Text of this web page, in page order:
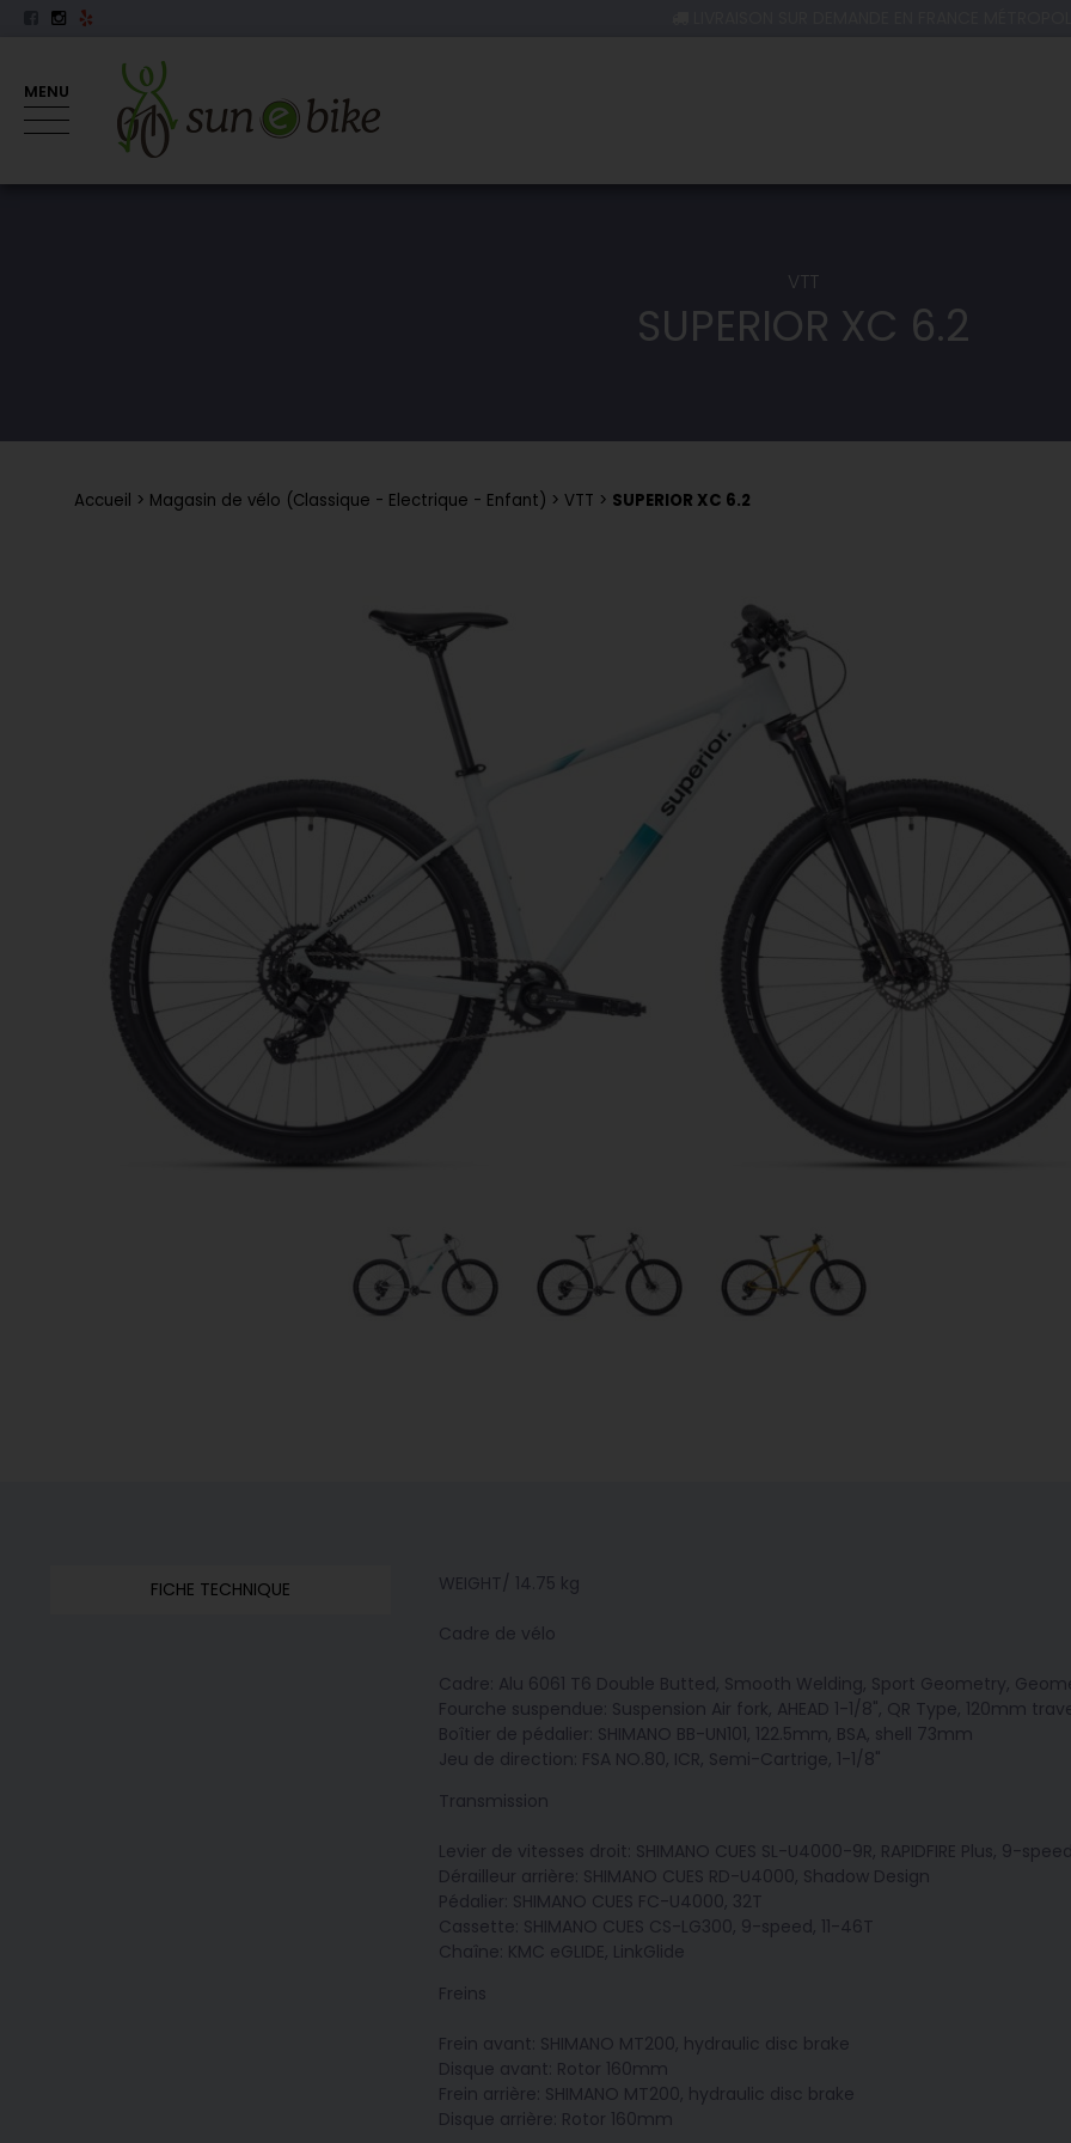
MENU
VTT
SUPERIOR XC 6.2
Accueil Magasin de vélo (Classique - Electrique - Enfant) VTT SUPERIOR XC 6.2
WEIGHT/ 14.75 kg
Cadre de vélo
Cadre: Alu 6061 T6 Double Butted, Smooth Welding, Sport Geometry,
Fourche suspendue: Suspension Air fork, AHEAD 1-1/8", QR Type, 120mm
Boîtier de pédalier: SHIMANO BB-UN101, 122.5mm, BSA, shell 73mm
Jeu de direction: FSA NO.80, ICR, Semi-Cartrige, 1-1/8"
Transmission
Levier de vitesses droit: SHIMANO CUES SL-U4000-9R, RAPIDFIRE Plus, 9-
Dérailleur arrière: SHIMANO CUES RD-U4000, Shadow Design
Pédalier: SHIMANO CUES FC-U4000, 32T
Cassette: SHIMANO CUES CS-LG300, 9-speed, 11-46T
Chaîne: KMC eGLIDE, LinkGlide
Freins
Frein avant: SHIMANO MT200, hydraulic disc brake
Disque avant: Rotor 160mm
Frein arrière: SHIMANO MT200, hydraulic disc brake
Disque arrière: Rotor 160mm
FICHE TECHNIQUE